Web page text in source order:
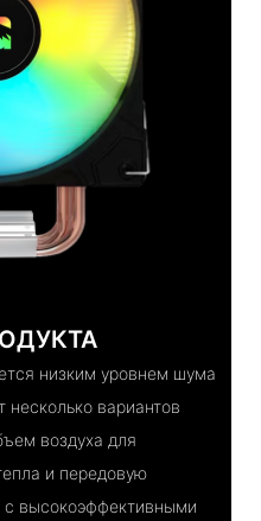
низким уровнем шума
вариантов
воздуха для
и передовую
с высокоэффективными